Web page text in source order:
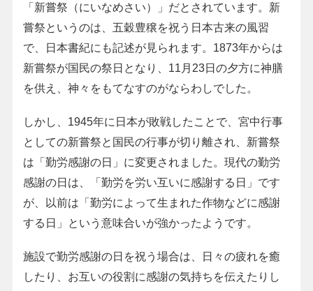
「新嘗祭（にいなめさい）」だとされています。新
嘗祭というのは、五穀豊穣を祝う日本古来の風習
で、日本書紀にも記述が見られます。1873年からは
新嘗祭が国民の祭日となり、11月23日の夕方に神膳
を供え、神々をもてなすのがならわしでした。
しかし、1945年に日本が敗戦したことで、宮中行事
としての新嘗祭と国民の行事が切り離され、新嘗祭
は「勤労感謝の日」に変更されました。現代の勤労
感謝の日は、「勤労を労い互いに感謝する日」です
が、以前は「勤労によって生まれた作物などに感謝
する日」という意味合いが強かったようです。
施設で勤労感謝の日を祝う場合は、日々の疲れを癒
したり、お互いの役割に感謝の気持ちを伝えたりし